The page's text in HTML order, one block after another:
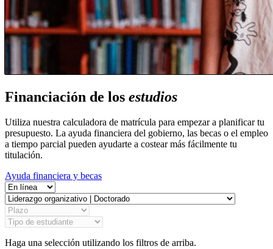
Financiación de los estudios
Utiliza nuestra calculadora de matrícula para empezar a planificar tu
presupuesto. La ayuda financiera del gobierno, las becas o el empleo
a tiempo parcial pueden ayudarte a costear más fácilmente tu
titulación.
Ayuda financiera y becas
Haga una selección utilizando los filtros de arriba.